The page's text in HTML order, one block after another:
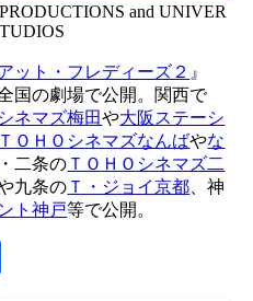
and UNIVER
ット・フレディーズ２ 』
国の劇場で公開。関西で
ネマズ梅田や大阪ステーシ
ＴＯＨＯシネマズなんばやな
二条の ＴＯＨＯシネマズ二
九条の Ｔ・ジョイ京都 、神
ト神戸等で公開。